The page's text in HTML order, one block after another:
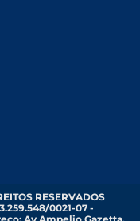
RESERVADOS
0021-07 -